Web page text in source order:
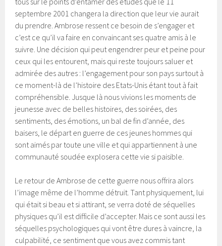
septembre 2001 changera la direction que leur vie aurait
du prendre. Ambrose ressent ce besoin de s’engager et
c’est ce qu’il va faire en convaincant ses quatre amis à le
suivre. Une décision qui peut engendrer peur et peine pour
ceux qui les entourent, mais qui reste toujours saluer et
admirée des autres : l’engagement pour son pays surtout à
ce moment-là de l’histoire des Etats-Unis étant tout à fait
compréhensible. Jusque là nous vivions les moments de
jeunesse avec de belles histoires, des soirées, des
sentiments, des émotions, un bal de fin d’année, des
baisers, le départ en guerre de ces jeunes hommes qui
sont aimés par toute une ville et qui appartiennent à une
communauté soudée explosera cette vie si paisible.
Le retour de Ambrose de cette guerre nous offrira alors
l’image même de l’homme détruit. Tant physiquement, lui
qui était si beau et si attirant, se verra doté de séquelles
physiques qu’il est difficile d’accepter. Mais ce sont aussi les
séquelles psychologiques qui vont être dures à vaincre, la
culpabilité, ce sentiment que vous avez commis tant